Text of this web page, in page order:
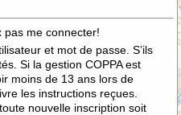
pas me connecter!
et mot de passe. S’ils
Si la gestion COPPA est
moins de 13 ans lors de
les instructions reçues.
nouvelle inscription soit